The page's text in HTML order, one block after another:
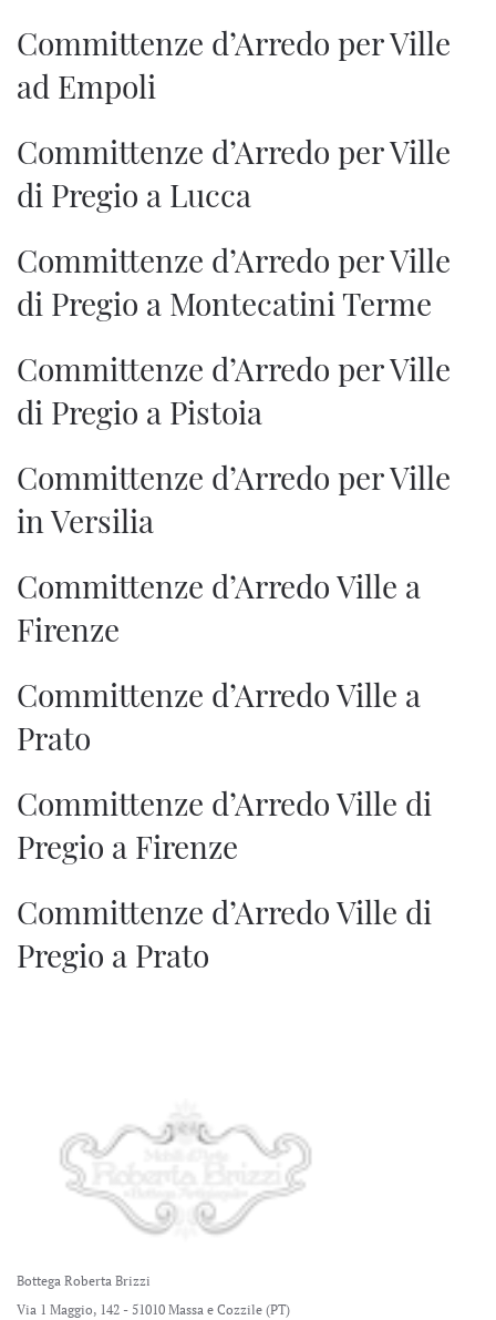
Committenze d’Arredo per Ville
ad Empoli
Committenze d’Arredo per Ville
di Pregio a Lucca
Committenze d’Arredo per Ville
di Pregio a Montecatini Terme
Committenze d’Arredo per Ville
di Pregio a Pistoia
Committenze d’Arredo per Ville
in Versilia
Committenze d’Arredo Ville a
Firenze
Committenze d’Arredo Ville a
Prato
Committenze d’Arredo Ville di
Pregio a Firenze
Committenze d’Arredo Ville di
Pregio a Prato
Bottega Roberta Brizzi
Via 1 Maggio, 142 - 51010 Massa e Cozzile (PT)